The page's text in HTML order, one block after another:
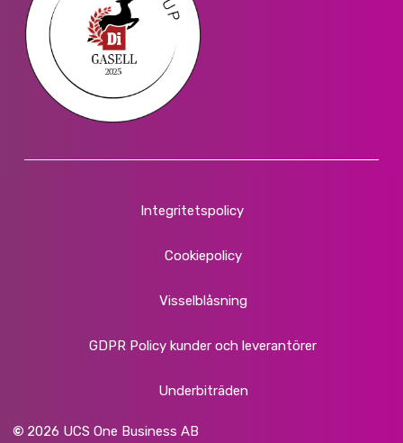
© 2026 UCS One Business AB
Integritetspolicy
Cookiepolicy
Visselblåsning
GDPR Policy kunder och leverantörer
Underbiträden